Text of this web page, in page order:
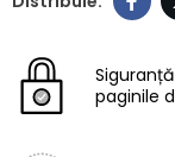
paginile